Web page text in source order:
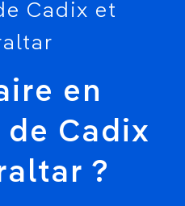
Cadix et
en
Cadix
?